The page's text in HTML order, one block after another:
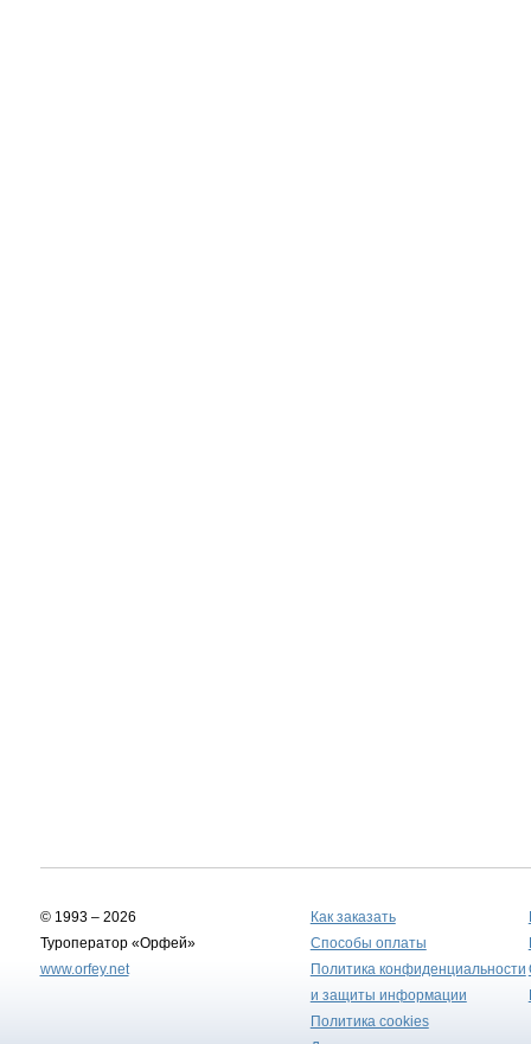
© 1993 – 2026
Туроператор «Орфей»
www.orfey.net
Как заказать
Способы оплаты
Политика конфиденциальности
и защиты информации
Политика cookies